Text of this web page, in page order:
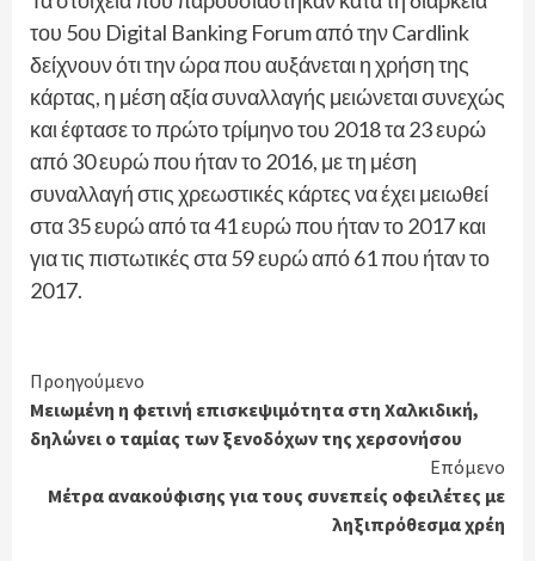
του 5ου Digital Banking Forum από την Cardlink
δείχνουν ότι την ώρα που αυξάνεται η χρήση της
κάρτας, η μέση αξία συναλλαγής μειώνεται συνεχώς
και έφτασε το πρώτο τρίμηνο του 2018 τα 23 ευρώ
από 30 ευρώ που ήταν το 2016, με τη μέση
συναλλαγή στις χρεωστικές κάρτες να έχει μειωθεί
στα 35 ευρώ από τα 41 ευρώ που ήταν το 2017 και
για τις πιστωτικές στα 59 ευρώ από 61 που ήταν το
2017.
Continue
Reading
Προηγούμενο
Μειωμένη η φετινή επισκεψιμότητα στη Χαλκιδική,
δηλώνει ο ταμίας των ξενοδόχων της χερσονήσου
Επόμενο
Μέτρα ανακούφισης για τους συνεπείς οφειλέτες με
ληξιπρόθεσμα χρέη